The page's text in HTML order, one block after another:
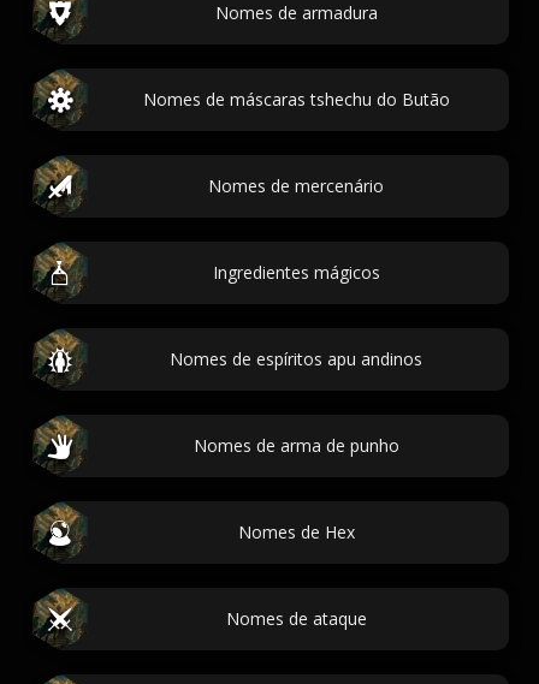
Nomes de armadura
Nomes de máscaras tshechu do Butão
Nomes de mercenário
Ingredientes mágicos
Nomes de espíritos apu andinos
Nomes de arma de punho
Nomes de Hex
Nomes de ataque